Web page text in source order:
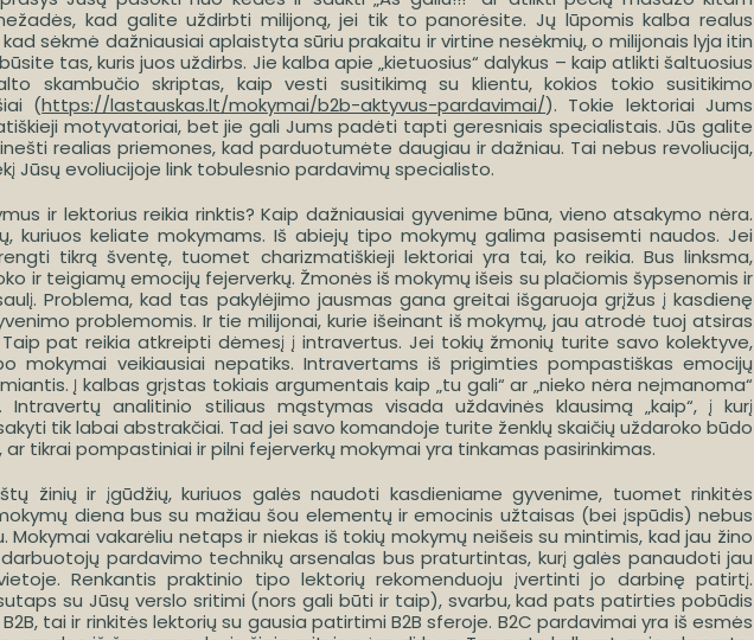
kad galite uždirbti milijoną, jei tik to panorėsite. Jų lūpomis kalba realus
sėkmė dažniausiai aplaistyta sūriu prakaitu ir virtine nesėkmių, o milijonais lyja itin
tas, kuris juos uždirbs. Jie kalba apie „kietuosius“ dalykus – kaip atlikti šaltuosius
skambučio skriptas, kaip vesti susitikimą su klientu, kokios tokio susitikimo
(https://lastauskas.lt/mokymai/b2b-aktyvus-pardavimai/). Tokie lektoriai Jums
motyvatoriai, bet jie gali Jums padėti tapti geresniais specialistais. Jūs galite
realias priemones, kad parduotumėte daugiau ir dažniau. Tai nebus revoliucija,
Jūsų evoliucijoje link tobulesnio pardavimų specialisto.
ir lektorius reikia rinktis? Kaip dažniausiai gyvenime būna, vieno atsakymo nėra.
kuriuos keliate mokymams. Iš abiejų tipo mokymų galima pasisemti naudos. Jei
tikrą šventę, tuomet charizmatiškieji lektoriai yra tai, ko reikia. Bus linksma,
ir teigiamų emocijų fejerverkų. Žmonės iš mokymų išeis su plačiomis šypsenomis ir
Problema, kad tas pakylėjimo jausmas gana greitai išgaruoja grįžus į kasdienę
problemomis. Ir tie milijonai, kurie išeinant iš mokymų, jau atrodė tuoj atsiras
pat reikia atkreipti dėmesį į intravertus. Jei tokių žmonių turite savo kolektyve,
mokymai veikiausiai nepatiks. Intravertams iš prigimties pompastiškas emocijų
Į kalbas grįstas tokiais argumentais kaip „tu gali“ ar „nieko nėra neįmanoma“
analitinio stiliaus mąstymas visada uždavinės klausimą „kaip“, į kurį
tik labai abstrakčiai. Tad jei savo komandoje turite ženklų skaičių uždaroko būdo
tikrai pompastiniai ir pilni fejerverkų mokymai yra tinkamas pasirinkimas.
žinių ir įgūdžių, kuriuos galės naudoti kasdieniame gyvenime, tuomet rinkitės
diena bus su mažiau šou elementų ir emocinis užtaisas (bei įspūdis) nebus
Mokymai vakarėliu netaps ir niekas iš tokių mokymų neišeis su mintimis, kad jau žino
pardavimo technikų arsenalas bus praturtintas, kurį galės panaudoti jau
Renkantis praktinio tipo lektorių rekomenduoju įvertinti jo darbinę patirtį.
su Jūsų verslo sritimi (nors gali būti ir taip), svarbu, kad pats patirties pobūdis
tai ir rinkitės lektorių su gausia patirtimi B2B sferoje. B2C pardavimai yra iš esmės